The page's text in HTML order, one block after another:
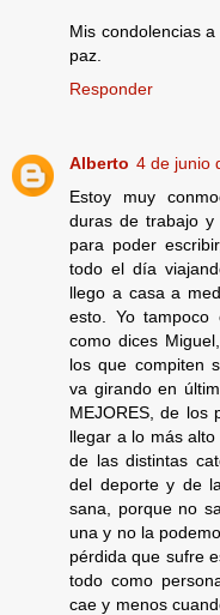
Mis condolencias
paz.
Responder
Alberto 4 de junio
Estoy muy
duras de trabajo
para poder
todo el día
llego a casa a
esto. Yo
como dices
los que compiten
va girando en
MEJORES, de los
llegar a lo más
de las distintas
del deporte y de
sana, porque no
una y no la
pérdida que sufre
todo como
cae y menos